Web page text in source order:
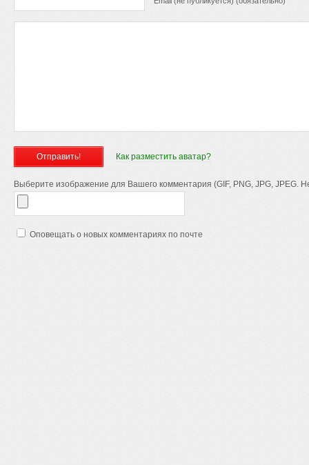
Как разместить аватар?
Выберите изображение для Вашего комментария (GIF, PNG, JPG, JPEG.
Оповещать о новых комментариях по почте